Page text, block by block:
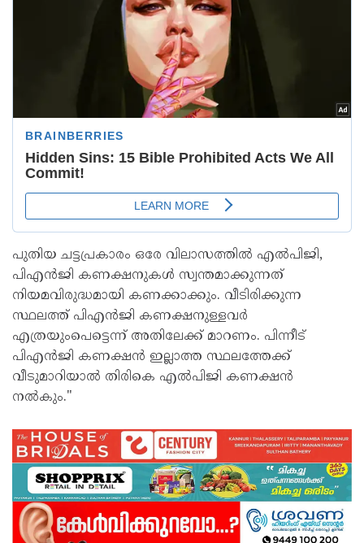
പുതിയ ചട്ടപ്രകാരം ഒരേ വിലാസത്തില്‍ എല്‍പിജി,
പിഎന്‍ജി കണക്ഷനുകള്‍ സ്വന്തമാക്കുന്നത്
നിയമവിരുദ്ധമായി കണക്കാക്കും. വീടിരിക്കുന്ന
സ്ഥലത്ത് പിഎന്‍ജി കണക്ഷനുള്ളവര്‍
എത്രയുംപെട്ടെന്ന് അതിലേക്ക് മാറണം. പിന്നീട്
പിഎന്‍ജി കണക്ഷന്‍ ഇല്ലാത്ത സ്ഥലത്തേക്ക്
വീടുമാറിയാല്‍ തിരികെ എല്‍പിജി കണക്ഷന്‍
നല്‍കും."